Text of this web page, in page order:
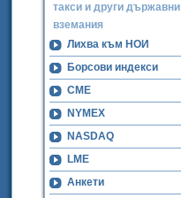
такси и други държавни
вземания
Лихва към НОИ
Борсови индекси
CME
NYMEX
NASDAQ
LME
Анкети